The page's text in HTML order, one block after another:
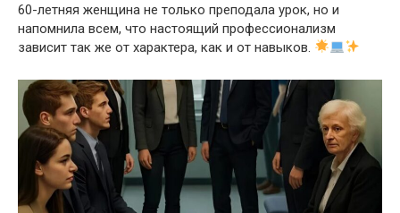
60-летняя женщина не только преподала урок, но и
напомнила всем, что настоящий профессионализм
зависит так же от характера, как и от навыков.